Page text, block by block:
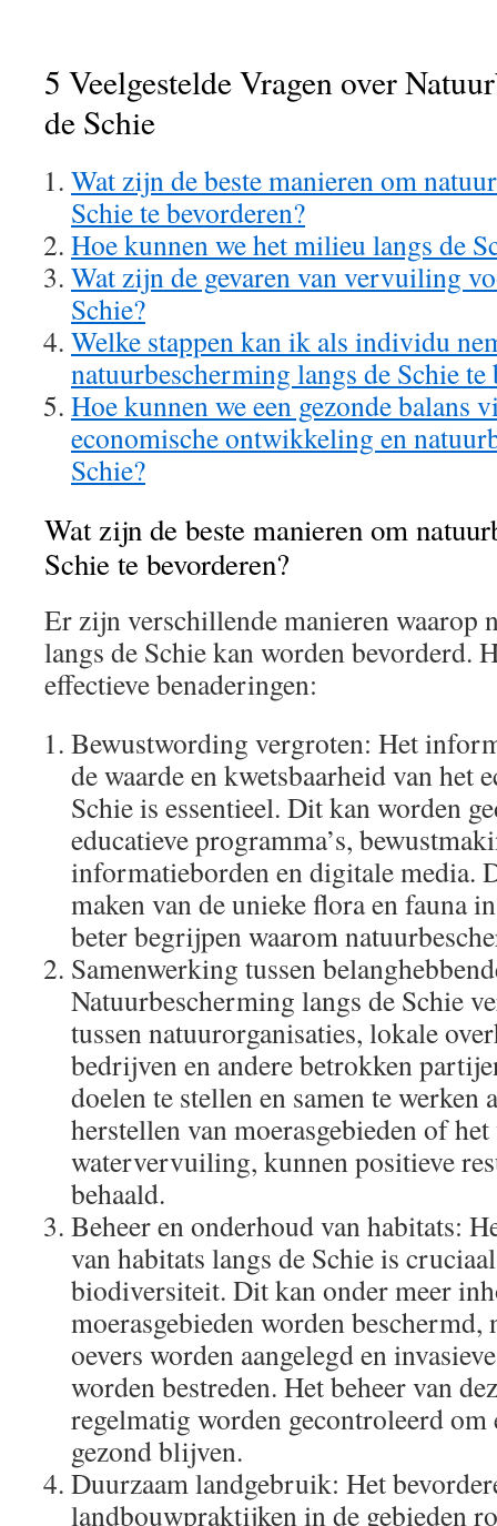
5 Veelgestelde Vragen over
de Schie
Wat zijn de beste manieren om
Schie te bevorderen?
Hoe kunnen we het milieu langs de
Wat zijn de gevaren van vervuiling
Schie?
Welke stappen kan ik als individu
natuurbescherming langs de Schie te
Hoe kunnen we een gezonde balans
economische ontwikkeling en
Schie?
Wat zijn de beste manieren om
Schie te bevorderen?
Er zijn verschillende manieren waarop
langs de Schie kan worden bevorderd.
effectieve benaderingen:
Bewustwording vergroten: Het
de waarde en kwetsbaarheid van het
Schie is essentieel. Dit kan worden
educatieve programma’s,
informatieborden en digitale media.
maken van de unieke flora en fauna
beter begrijpen waarom
Samenwerking tussen
Natuurbescherming langs de Schie
tussen natuurorganisaties, lokale
bedrijven en andere betrokken
doelen te stellen en samen te werken
herstellen van moerasgebieden of
watervervuiling, kunnen positieve
behaald.
Beheer en onderhoud van habitats:
van habitats langs de Schie is
biodiversiteit. Dit kan onder meer
moerasgebieden worden
oevers worden aangelegd en
worden bestreden. Het beheer van
regelmatig worden gecontroleerd om
gezond blijven.
Duurzaam landgebruik: Het
landbouwpraktijken in de gebieden